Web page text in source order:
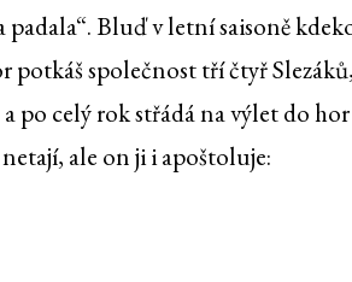
Bluď v letní saisoně
potkáš společnost tří čtyř
po celý rok střádá na výlet do hor
ale on ji i apoštoluje: